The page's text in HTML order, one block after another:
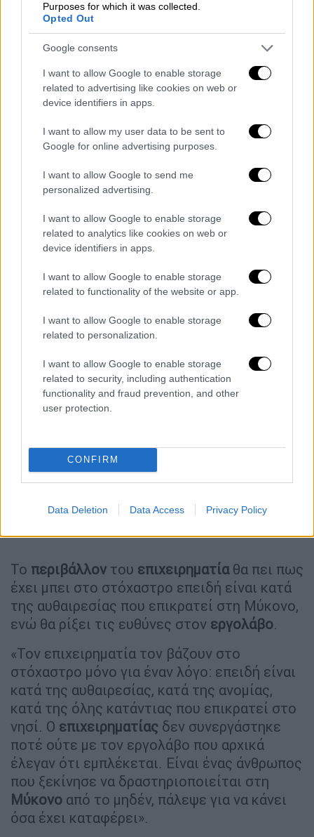
Purposes for which it was collected.
Opted Out
Google consents
I want to allow Google to enable storage
related to advertising like cookies on web or
device identifiers in apps.
I want to allow my user data to be sent to
Google for online advertising purposes.
I want to allow Google to send me
personalized advertising.
I want to allow Google to enable storage
related to analytics like cookies on web or
device identifiers in apps.
I want to allow Google to enable storage
related to functionality of the website or app.
I want to allow Google to enable storage
related to personalization.
I want to allow Google to enable storage
related to security, including authentication
functionality and fraud prevention, and other
user protection.
CONFIRM
Data Deletion Data Access Privacy Policy
στην εταιρεία του επιχειρηματία, κάνοντας
τοπογραφικά και δεν ήταν συνέταιροι
πουθενά και δεν είχαν
. Γινόταν
έβγαιναν και οι δυο κερδισμένοι από αυτό».
«Στο κομμάτι του Four seasons
ανατεθεί στον 54χρονο να τοπογραφήσει την
περιοχή και ο επιχειρηματίας ήταν μεσίτης
αγοραπωλησίες. Τότε, η εταιρεία Four
seasons επέλεξε να πάρει το οικόπεδο του
επιχειρηματία και όχι του τοπογράφου. Του
54χρονου το αγόρασαν άλλοι Άραβες.
δυο οικόπεδα είχαν δρόμο κανονικά.
είχαν κόντρα ποτέ γι’αυτό. Μάλιστα,
υπάρχουν και τα μηνύματα από τότε που ο
που το Four Seasons δεν επέλεξε το δικό
του ακίνητο και πράγματι, το πούλησε σε
άλλους και σε καλύτερη τιμή».
Το περιβάλλον του επιχειρηματίαθα πει πως
έχει μπει στο στόχαστρο επειδή είναι κατά
της αυθαιρεσίας που επικρατεί στη Μύκονο,
ενώ θα ρίξει τις ευθύνες στον εργολάβο.
«Τον επιχειρηματία τον βάζουν στο
στόχαστρο μόνο για έναν λόγο: επειδή είναι
κατά της αυθαιρεσίας, κατά της ανομίας,
κατά της όλης κατάντιας που επικρατεί στο
νησί. Ο επιχειρηματίας δεν συνεργάστηκε
ποτέ ούτε με τον εργολάβο που αρχικά
έλεγαν ότι εμπλέκεται. Είναι ένας άνθρωπος
που ξεκίνησε να δραστηριοποιείται στη
Μύκονο από το μηδέν, πάλεψε για να κάνει
όσα έχει καταφέρει».